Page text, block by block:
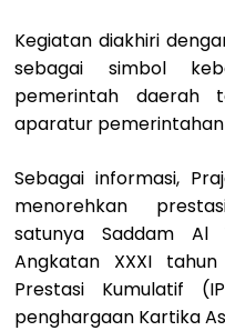
Kegiatan diakhiri
sebagai simbol
pemerintah daerah
aparatur pemerintahan
Sebagai informasi,
menorehkan
satunya Saddam Al
Angkatan XXXI
Prestasi Kumulatif
penghargaan Kartika